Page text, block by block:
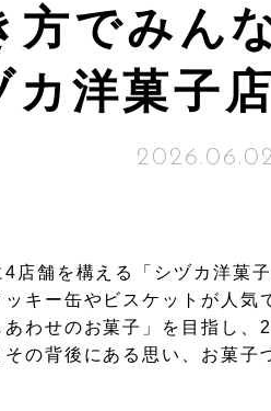
方でみん
カ洋菓子
店舗を構える「シヅカ洋菓
キー缶やビスケットが人
わせのお菓子」を目指し
の背後にある思い、お菓子